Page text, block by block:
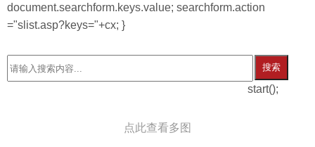
document.searchform.keys.value; searchform.action
="slist.asp?keys="+cx; }
搜索
start();
点此查看多图